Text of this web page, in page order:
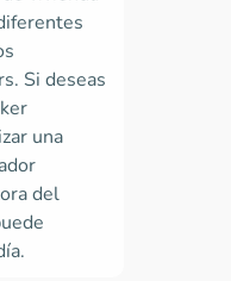
Si deseas
una
del